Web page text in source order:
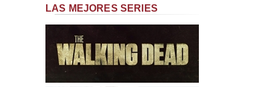
LAS MEJORES SERIES